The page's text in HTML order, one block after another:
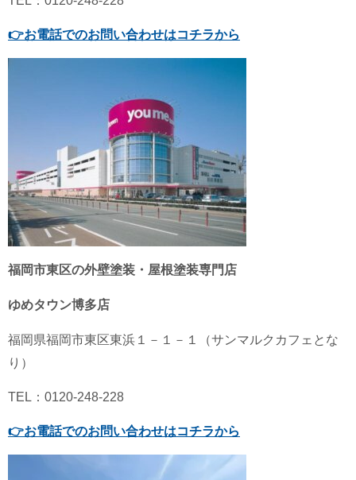
👉お電話でのお問い合わせはコチラから
福岡市東区の外壁塗装・屋根塗装専門店
ゆめタウン博多店
福岡県福岡市東区東浜１－１－１（サンマルクカフェとな
り）
TEL：0120-248-228
👉お電話でのお問い合わせはコチラから